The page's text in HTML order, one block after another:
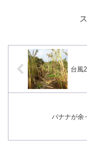
台風
バナナが余